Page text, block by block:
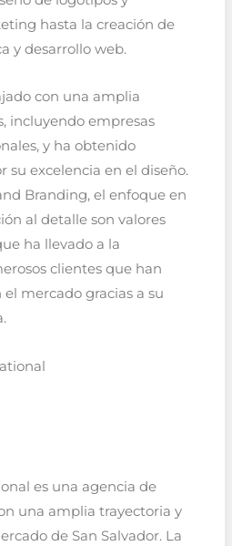
hasta la creación de
y desarrollo web.
con una amplia
incluyendo empresas
y ha obtenido
su excelencia en el diseño.
Branding, el enfoque en
al detalle son valores
ha llevado a la
clientes que han
el mercado gracias a su
es una agencia de
una amplia trayectoria y
de San Salvador. La